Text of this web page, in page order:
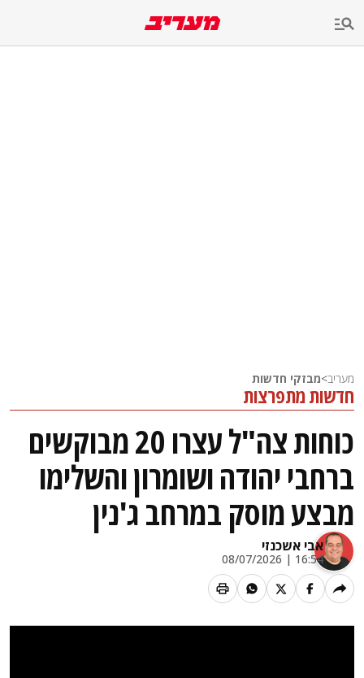
מעריב>מבזקי חדשות
חדשות מתפרצות
כוחות צה"ל עצרו 20 מבוקשים
ברחבי יהודה ושומרון והשלימו
מבצע מוסק במרחב ג'נין
אבי אשכנזי
16:54 | 08/07/2026